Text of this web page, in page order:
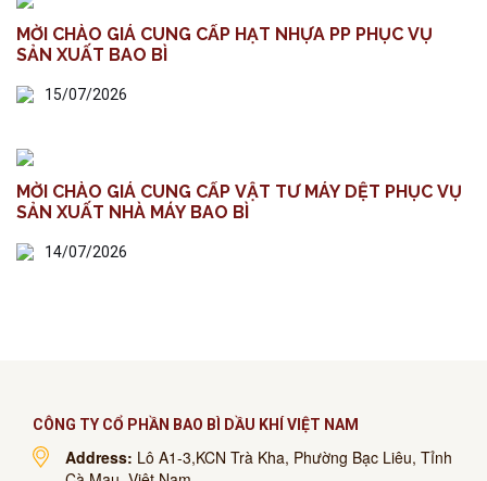
MỜI CHÀO GIÁ CUNG CẤP HẠT NHỰA PP PHỤC VỤ
SẢN XUẤT BAO BÌ
15/07/2026
MỜI CHÀO GIÁ CUNG CẤP VẬT TƯ MÁY DỆT PHỤC VỤ
SẢN XUẤT NHÀ MÁY BAO BÌ
14/07/2026
CÔNG TY CỔ PHẦN BAO BÌ DẦU KHÍ VIỆT NAM
Address: Lô A1-3,KCN Trà Kha, Phường Bạc Liêu, Tỉnh